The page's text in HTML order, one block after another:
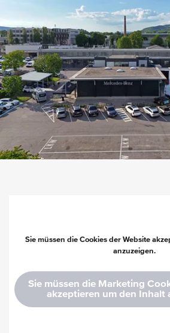
Sie müssen die Cookies der Website
anzuzeigen.
Sie müssen die Marketing
akzeptieren um den Inhalt